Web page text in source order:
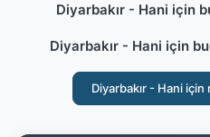
Diyarbakır - Hani için
Diyarbakır - Hani için
Diyarbakır - Hani